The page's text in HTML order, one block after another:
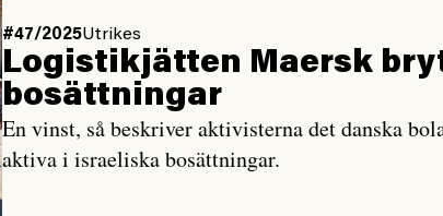
#47/2025Utrikes
Logistikjätten Maersk
bosättningar
En vinst, så beskriver aktivisterna det danska
aktiva i israeliska bosättningar.